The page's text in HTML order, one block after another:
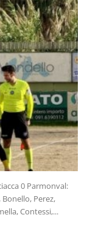
0 Parmonval:
Perez,
Contessi,...